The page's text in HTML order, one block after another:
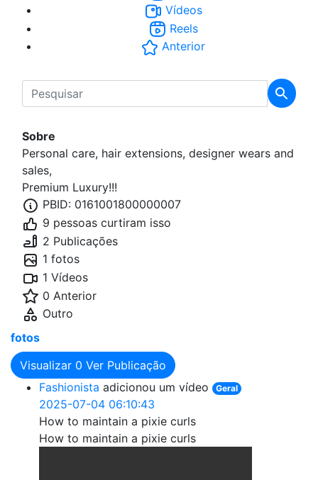
Vídeos
Reels
Anterior
Sobre
Personal care, hair extensions, designer wears and
sales,
Premium Luxury!!!
PBID: 0161001800000007
9 pessoas curtiram isso
2 Publicações
1 fotos
1 Vídeos
0 Anterior
Outro
fotos
Visualizar 0 Ver Publicação
Fashionista adicionou um vídeo Geral
2025-07-04 06:10:43
How to maintain a pixie curls
How to maintain a pixie curls